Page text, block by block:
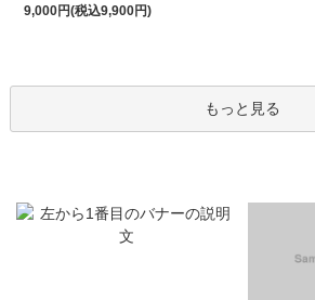
9,000円(税込9,900円)
もっと見る